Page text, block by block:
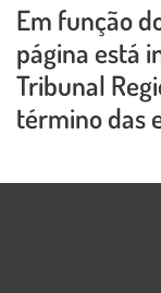
Conteúdo Principal
Em função
página está
Tribunal
término das